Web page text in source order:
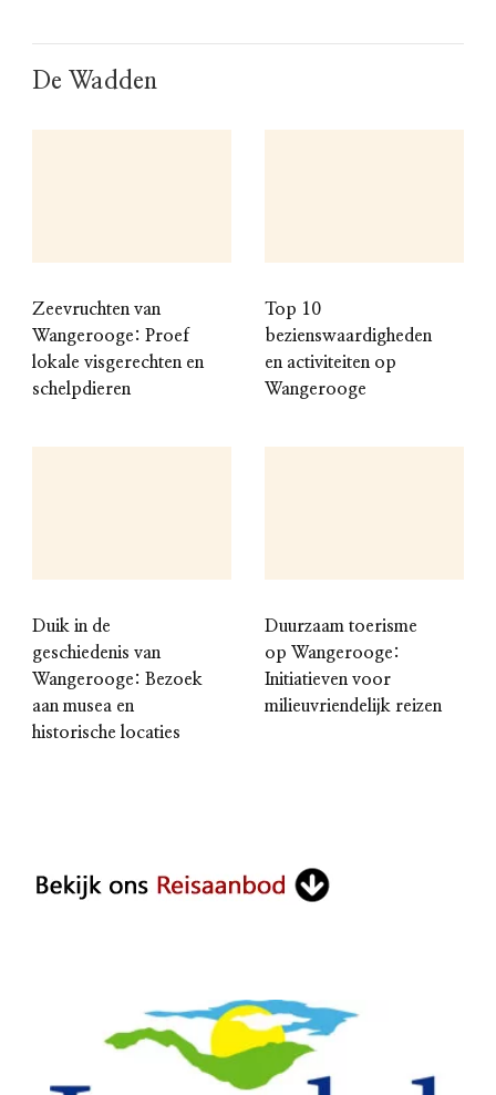
De Wadden
Zeevruchten van
Wangerooge: Proef
lokale visgerechten en
schelpdieren
Top 10
bezienswaardigheden
en activiteiten op
Wangerooge
Duik in de
geschiedenis van
Wangerooge: Bezoek
aan musea en
historische locaties
Duurzaam toerisme
op Wangerooge:
Initiatieven voor
milieuvriendelijk reizen